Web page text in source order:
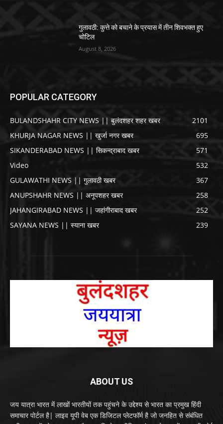
गुलावठी: कुत्ते को बचाने के प्रयास में तीन शिवभक्त हुए
चोटिल
August 8, 2026
POPULAR CATEGORY
BULANDSHAHR CITY NEWS || बुलंदशहर शहर खबर
2101
KHURJA NAGAR NEWS || खुर्जा नगर खबर
695
SIKANDERABAD NEWS || सिकन्द्राबाद खबर
571
Video
532
GULAWATHI NEWS || गुलावठी खबर
367
ANUPSHAHR NEWS || अनूपशहर खबर
258
JAHANGIRABAD NEWS || जहांगीराबाद खबर
252
SAYANA NEWS || स्याना खबर
239
ABOUT US
जय यात्रा भारत में लाखों भारतीयों तक पहुंचने के उद्देश्य से भारत का प्रमुख हिंदी
समाचार पोर्टल है| लाइव यूपी वेब एक डिजिटल प्लेटफॉर्म है जो जनहित से संबंधित